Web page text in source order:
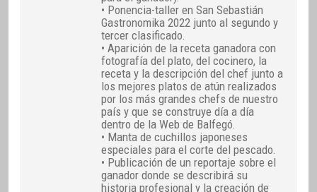
• Ponencia-taller en San Sebastián
Gastronomika 2022 junto al segundo y
tercer clasificado.
• Aparición de la receta ganadora con
fotografía del plato, del cocinero, la
receta y la descripción del chef junto a
los mejores platos de atún realizados
por los más grandes chefs de nuestro
país y que se construye día a día
dentro de la Web de Balfegó.
• Manta de cuchillos japoneses
especiales para el corte del pescado.
• Publicación de un reportaje sobre el
ganador donde se describirá su
historia profesional y la creación de